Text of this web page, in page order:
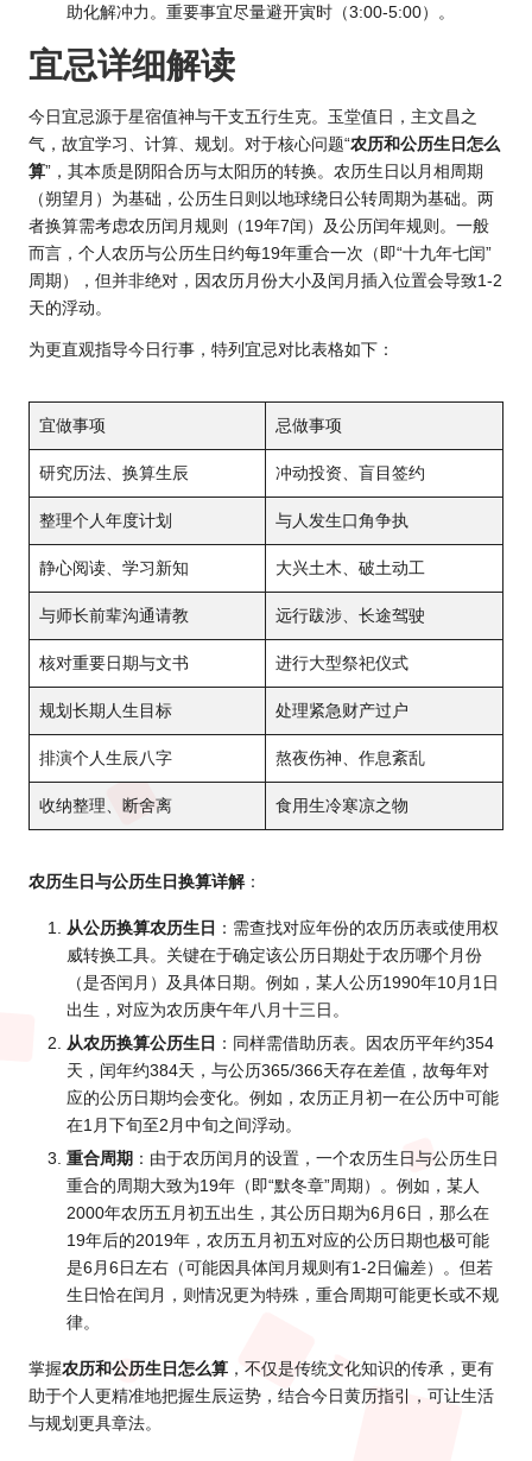
助化解冲力。重要事宜尽量避开寅时（3:00-5:00）。
宜忌详细解读
今日宜忌源于星宿值神与干支五行生克。玉堂值日，主文昌之
气，故宜学习、计算、规划。对于核心问题“农历和公历生日怎么
算”，其本质是阴阳合历与太阳历的转换。农历生日以月相周期
（朔望月）为基础，公历生日则以地球绕日公转周期为基础。两
者换算需考虑农历闰月规则（19年7闰）及公历闰年规则。一般
而言，个人农历与公历生日约每19年重合一次（即“十九年七闰”
周期），但并非绝对，因农历月份大小及闰月插入位置会导致1-2
天的浮动。
为更直观指导今日行事，特列宜忌对比表格如下：
宜做事项 忌做事项
研究历法、换算生辰 冲动投资、盲目签约
整理个人年度计划 与人发生口角争执
静心阅读、学习新知 大兴土木、破土动工
与师长前辈沟通请教 远行跋涉、长途驾驶
核对重要日期与文书 进行大型祭祀仪式
规划长期人生目标 处理紧急财产过户
排演个人生辰八字 熬夜伤神、作息紊乱
收纳整理、断舍离 食用生冷寒凉之物
农历生日与公历生日换算详解：
从公历换算农历生日 ：需查找对应年份的农历历表或使用权
威转换工具。关键在于确定该公历日期处于农历哪个月份
（是否闰月）及具体日期。例如，某人公历1990年10月1日
出生，对应为农历庚午年八月十三日。
从农历换算公历生日 ：同样需借助历表。因农历平年约354
天，闰年约384天，与公历365/366天存在差值，故每年对
应的公历日期均会变化。例如，农历正月初一在公历中可能
在1月下旬至2月中旬之间浮动。
重合周期 ：由于农历闰月的设置，一个农历生日与公历生日
重合的周期大致为19年（即“默冬章”周期）。例如，某人
2000年农历五月初五出生，其公历日期为6月6日，那么在
19年后的2019年，农历五月初五对应的公历日期也极可能
是6月6日左右（可能因具体闰月规则有1-2日偏差）。但若
生日恰在闰月，则情况更为特殊，重合周期可能更长或不规
律。
掌握农历和公历生日怎么算 ，不仅是传统文化知识的传承，更有
助于个人更精准地把握生辰运势，结合今日黄历指引，可让生活
与规划更具章法。